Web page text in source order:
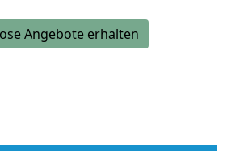
Angebote erhalten